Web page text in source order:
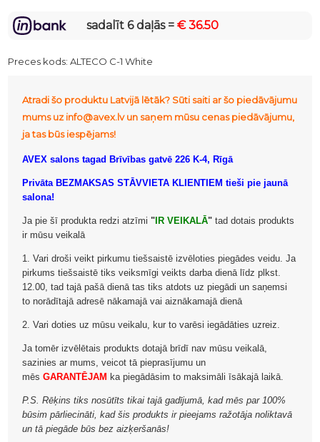
sadalīt 6 daļās =€ 36.50
Preces kods:ALTECO C-1 White
Atradi šo produktu Latvijā lētāk? Sūti saiti ar šo piedāvājumu
mums uz info@avex.lv un saņem mūsu cenas piedāvājumu,
ja tas būs iespējams!
AVEX salons tagad Brīvības gatvē 226 K-4, Rīgā
Privāta BEZMAKSAS STĀVVIETA KLIENTIEM tieši pie jaunā
salona!
Ja pie šī produkta redzi atzīmi " IR VEIKALĀ" tad dotais produkts
ir mūsu veikalā
1. Vari droši veikt pirkumu tiešsaistē izvēloties piegādes veidu. Ja
pirkums tiešsaistē tiks veiksmīgi veikts darba dienā līdz plkst.
12.00, tad tajā pašā dienā tas tiks atdots uz piegādi un saņemsi
to norādītajā adresē nākamajā vai aiznākamajā dienā
2. Vari doties uz mūsu veikalu, kur to varēsi iegādāties uzreiz.
Ja tomēr izvēlētais produkts dotajā brīdī nav mūsu veikalā,
sazinies ar mums, veicot tā pieprasījumu un
mēsGARANTĒJAM ka piegādāsim to maksimāli īsākajā laikā.
P.S. Rēķins tiks nosūtīts tikai tajā gadījumā, kad mēs par 100%
būsim pārliecināti, kad šis produkts ir pieejams ražotāja noliktavā
un tā piegāde būs bez aizķeršanās!